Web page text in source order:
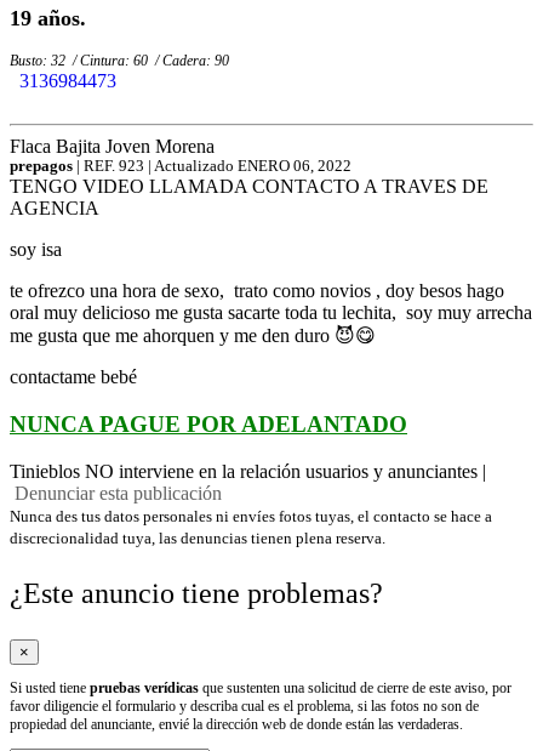
19 años.
Busto: 32 / Cintura: 60 / Cadera: 90
3136984473
Flaca Bajita Joven Morena
prepagos | REF. 923 | Actualizado ENERO 06, 2022
TENGO VIDEO LLAMADA CONTACTO A TRAVES DE
AGENCIA
soy isa
te ofrezco una hora de sexo, trato como novios , doy besos hago
oral muy delicioso me gusta sacarte toda tu lechita, soy muy arrecha
me gusta que me ahorquen y me den duro 😈😋
contactame bebé
NUNCA PAGUE POR ADELANTADO
Tinieblos NO interviene en la relación usuarios y anunciantes |
Denunciar esta publicación
Nunca des tus datos personales ni envíes fotos tuyas, el contacto se hace a
discrecionalidad tuya, las denuncias tienen plena reserva.
¿Este anuncio tiene problemas?
×
Si usted tiene pruebas verídicas que sustenten una solicitud de cierre de este aviso, por
favor diligencie el formulario y describa cual es el problema, si las fotos no son de
propiedad del anunciante, envié la dirección web de donde están las verdaderas.